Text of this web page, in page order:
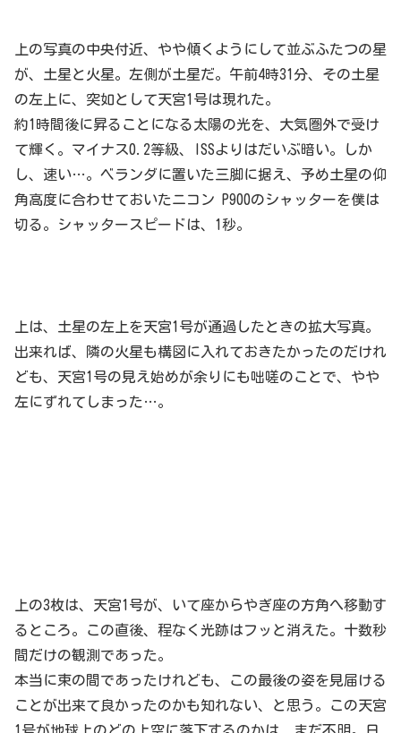
上の写真の中央付近、やや傾くようにして並ぶふたつの星
が、土星と火星。左側が土星だ。午前4時31分、その土星
の左上に、突如として天宮1号は現れた。
約1時間後に昇ることになる太陽の光を、大気圏外で受け
て輝く。マイナス0.2等級、ISSよりはだいぶ暗い。しか
し、速い…。ベランダに置いた三脚に据え、予め土星の仰
角高度に合わせておいたニコン P900のシャッターを僕は
切る。シャッタースピードは、1秒。
上は、土星の左上を天宮1号が通過したときの拡大写真。
出来れば、隣の火星も構図に入れておきたかったのだけれ
ども、天宮1号の見え始めが余りにも咄嗟のことで、やや
左にずれてしまった…。
上の3枚は、天宮1号が、いて座からやぎ座の方角へ移動す
るところ。この直後、程なく光跡はフッと消えた。十数秒
間だけの観測であった。
本当に束の間であったけれども、この最後の姿を見届ける
ことが出来て良かったのかも知れない、と思う。この天宮
1号が地球上のどの上空に落下するのかは、まだ不明。日